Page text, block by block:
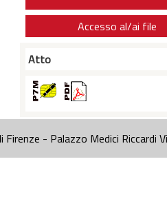
Accesso al/ai file
Atto
- Palazzo Medici Riccardi